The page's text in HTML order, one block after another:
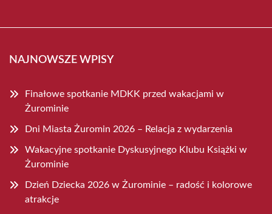
NAJNOWSZE WPISY
Finałowe spotkanie MDKK przed wakacjami w
Żurominie
Dni Miasta Żuromin 2026 – Relacja z wydarzenia
Wakacyjne spotkanie Dyskusyjnego Klubu Książki w
Żurominie
Dzień Dziecka 2026 w Żurominie – radość i kolorowe
atrakcje